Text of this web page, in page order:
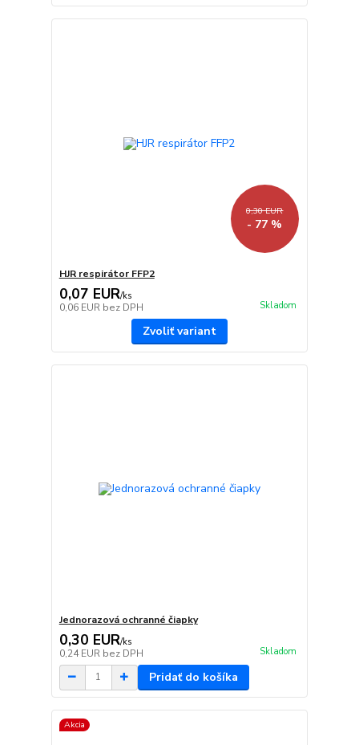
0,30 EUR
- 77 %
HJR respirátor FFP2
0,07 EUR/ks
0,06 EUR bez DPH Skladom
Zvoliť variant
Jednorazová ochranné čiapky
0,30 EUR/ks
0,24 EUR bez DPH Skladom
Pridať do košíka
Akcia